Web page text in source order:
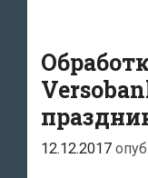
12.12.2017